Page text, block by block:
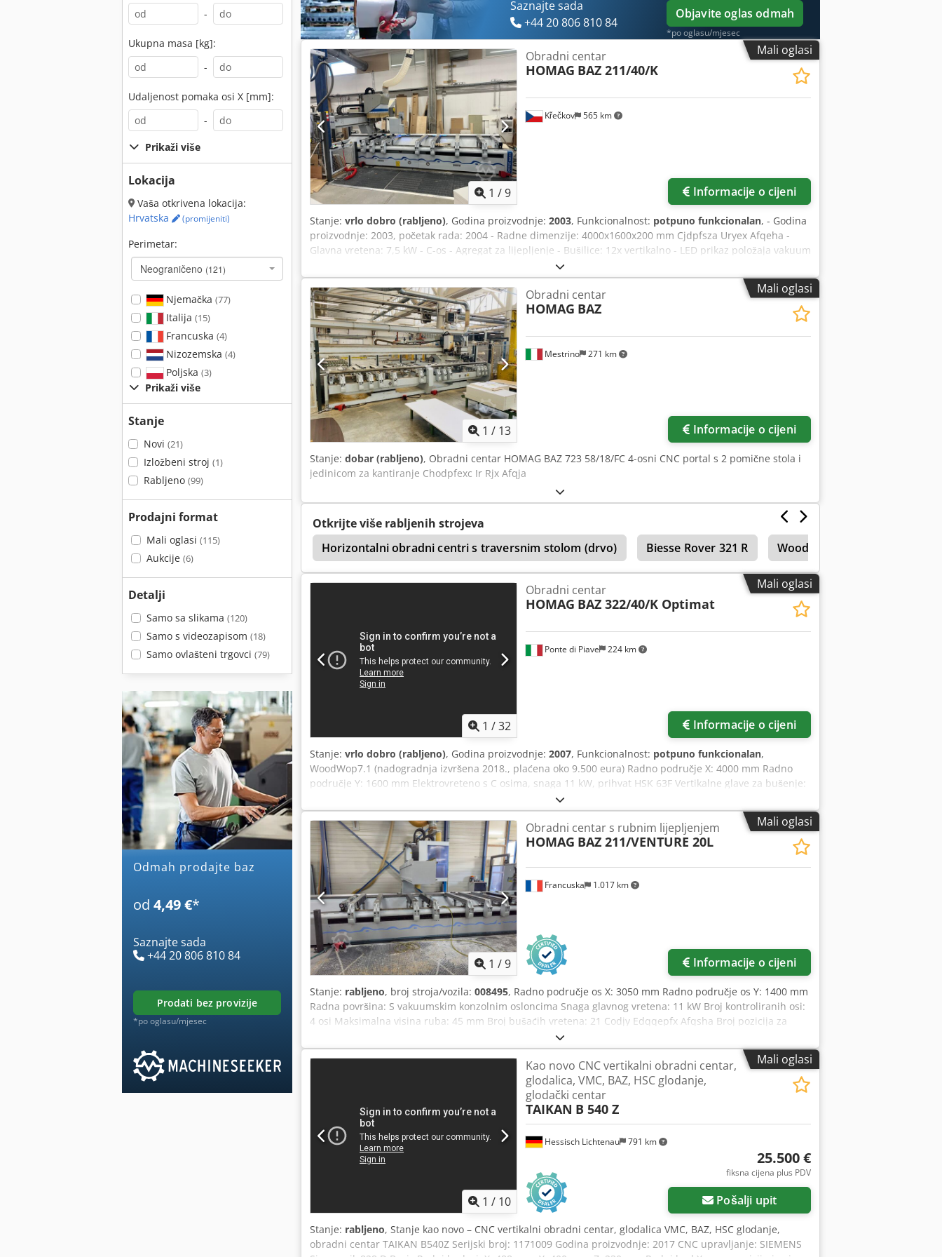
-
Ukupna masa [kg]:
-
Udaljenost pomaka osi X [mm]:
-
Prikaži više
Lokacija
Vaša otkrivena lokacija:
Hrvatska
(promijeniti)
Perimetar:
Neograničeno (121)
Njemačka (77)
Italija (15)
Francuska (4)
Nizozemska (4)
Poljska (3)
Prikaži više
Stanje
Novi (21)
Izložbeni stroj (1)
Rabljeno (99)
Prodajni format
Mali oglasi (115)
Aukcije (6)
Detalji
Samo sa slikama (120)
Samo s videozapisom (18)
Samo ovlašteni trgovci (79)
Odmah prodajte baz
od 4,49 €*
Saznajte sada
+44 20 806 810 84
prodati bez provizije
*po oglasu/mjesec
Saznajte sada
+44 20 806 810 84
Objavite oglas odmah
*po oglasu/mjesec
Mali oglasi
1 /9
Křečkov 565 km
Obradni centar
HOMAG BAZ 211/40/K
Informacije o cijeni
Stanje: vrlo dobro (rabljeno), Godina proizvodnje: 2003, Funkcionalnost: potpuno funkcionalan, - Godina
proizvodnje: 2003, početak rada: 2004 - Radne dimenzije: 4000x1600x200 mm Cjdpfsza Uryex Afqeha -
Glavna vretena: 7,5 kW - C-os - Agregat za lijepljenje - Bušilice: 12x vertikalno - LED prikaz položaja vakuum
Mali oglasi
1 / 13
Mestrino 271 km
Obradni centar
HOMAG BAZ
Informacije o cijeni
Stanje: dobar (rabljeno), Obradni centar HOMAG BAZ 723 58/18/FC 4-osni CNC portal s 2 pomične stola i
jedinicom za kantiranje Chodpfexc Ir Rjx Afqja
Otkrijte više rabljenih strojeva
Horizontalni obradni centri s traversnim stolom (drvo)
Biesse Rover 321 R Woodwop
Hurco Haas Hurco Vmx 30
Mali oglasi
1 /32
Ponte di Piave 224 km
Obradni centar
HOMAG BAZ 322/40/K Optimat
Informacije o cijeni
Stanje: vrlo dobro (rabljeno), Godina proizvodnje: 2007, Funkcionalnost: potpuno funkcionalan,
WoodWop7.1 (nadogradnja izvršena 2018., plaćena oko 9.500 eura) Radno područje X: 4000 mm Radno
područje Y: 1600 mm Elektrovreteno s C osima, snaga 11 kW, prihvat HSK 63F Vertikalne glave za bušenje:
17 Glava za horizontalno bušenje s križnim rasporedom + pila Grupa za glodanje i kraćenje 360° jedinica
za lijepljenje Chedpfx Afoyprr Njqea Kombinirana jedinica za obrezivanje/struganje Dvostruko skladište za
trake Kružni magacin s 12 pozicija Upravljanje: Power Control PC 85 Radni stol s 8 greda i vakuum usisnim
čašicama Elmo Rietschle vakuumska pumpa Sigurnosne prostirke Transportna traka za strugotine
Uključeno 4 agregata (krajna pila, obrezivač, kombinacija strugača/obrezivača, bušenje s 4 horizontalna
izlaza) i vakuumske čašice. Samo oko 4.100 radnih sati. Stroj u izvrsnom stanju Dostupan odmah
Mali oglasi
1 /9
Francuska 1.017 km
Obradni centar s rubnim lijepljenjem
HOMAG BAZ 211/VENTURE 20L
Informacije o cijeni
Stanje: rabljeno, broj stroja/vozila: 008495, Radno područje os X: 3050 mm Radno područje os Y: 1400 mm
Radna površina: S vakuumskim konzolnim osloncima Snaga glavnog vretena: 11 kW Broj kontroliranih osi:
4 osi Maksimalna visina ruba: 45 mm Broj bušaćih vretena: 21 Codjy Edqqepfx Afqsha Broj pozicija za
Mali oglasi
1 / 10
Hessisch Lichtenau 791 km
Kao novo CNC vertikalni obradni centar,
glodalica, VMC, BAZ, HSC glodanje,
glodački centar
TAIKAN B 540 Z
25.500 €
fiksna cijena plus PDV
Pošalji upit
Stanje: rabljeno, Stanje kao novo – CNC vertikalni obradni centar, glodalica VMC, BAZ, HSC glodanje,
obradni centar TAIKAN B540Z Serijski broj: 1171009 Godina proizvodnje: 2017 CNC upravljanje: SIEMENS